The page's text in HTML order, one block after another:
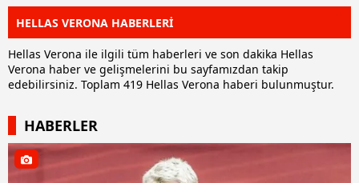
HELLAS VERONA HABERLERİ
Hellas Verona ile ilgili tüm haberleri ve son dakika Hellas
Verona haber ve gelişmelerini bu sayfamızdan takip
edebilirsiniz. Toplam 419 Hellas Verona haberi bulunmuştur.
HABERLER